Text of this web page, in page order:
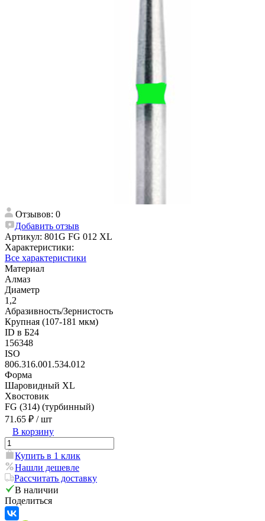
Отзывов: 0
Добавить отзыв
Артикул: 801G FG 012 XL
Характеристики:
Все характеристики
Материал
Алмаз
Диаметр
1,2
Абразивность/Зернистость
Крупная (107-181 мкм)
ID в Б24
156348
ISO
806.316.001.534.012
Форма
Шаровидный XL
Хвостовик
FG (314) (турбинный)
71.65 ₽ / шт
В корзину
Купить в 1 клик
Нашли дешевле
Рассчитать доставку
В наличии
Поделиться